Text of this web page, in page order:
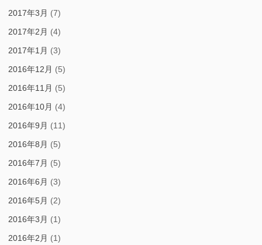
2017年3月 (7)
2017年2月 (4)
2017年1月 (3)
2016年12月 (5)
2016年11月 (5)
2016年10月 (4)
2016年9月 (11)
2016年8月 (5)
2016年7月 (5)
2016年6月 (3)
2016年5月 (2)
2016年3月 (1)
2016年2月 (1)